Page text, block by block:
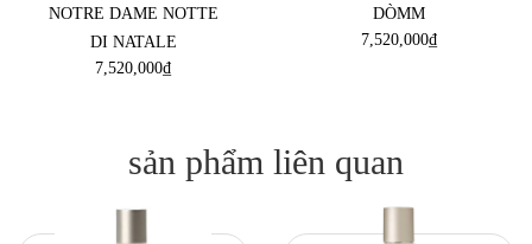
NOTRE DAME NOTTE
DI NATALE
7,520,000₫
DÒMM
7,520,000₫
sản phẩm liên quan